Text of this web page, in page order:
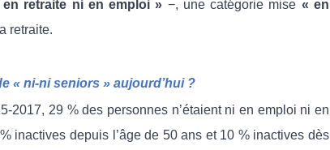
retraite ni en emploi » −, une catégorie mise « en
retraite.
« ni-ni seniors » aujourd’hui ?
2017, 29 % des personnes n’étaient ni en emploi ni en
inactives depuis l’âge de 50 ans et 10 % inactives dès